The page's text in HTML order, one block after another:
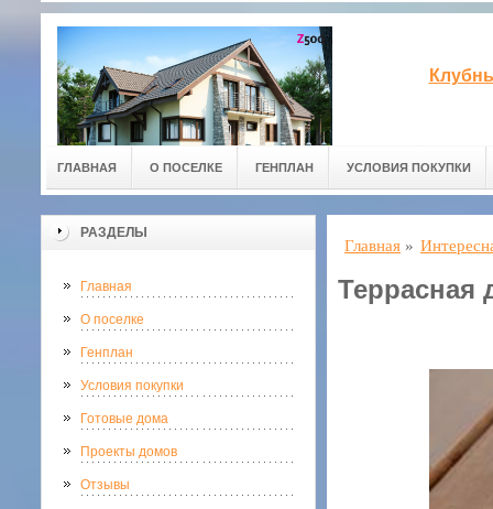
ГЛАВНАЯ О ПОСЕЛКЕ ГЕНПЛАН УСЛОВИЯ ПОКУПКИ
РАЗДЕЛЫ
Главная
О поселке
Генплан
Условия покупки
Готовые дома
Проекты домов
Отзывы
Главная »
Террасная